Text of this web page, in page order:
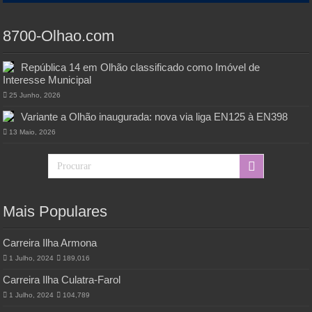
8700-Olhao.com
República 14 em Olhão classificado como Imóvel de
Interesse Municipal
25 Junho, 2026
Variante a Olhão inaugurada: nova via liga EN125 à EN398
13 Maio, 2026
Mais Populares
Carreira Ilha Armona
1 Julho, 2024 189,016
Carreira Ilha Culatra-Farol
1 Julho, 2024 104,789